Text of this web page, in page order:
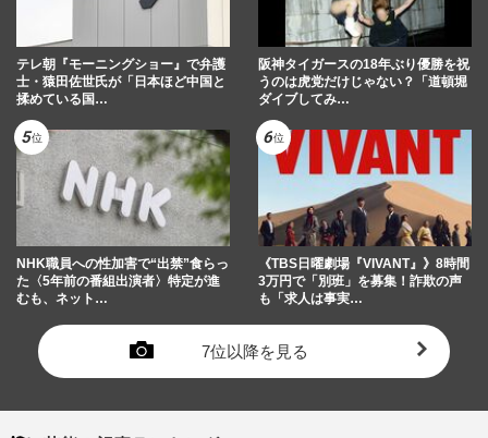
テレ朝『モーニングショー』で弁護
士・猿田佐世氏が「日本ほど中国と
揉めている国…
阪神タイガースの18年ぶり優勝を祝
うのは虎党だけじゃない？「道頓堀
ダイブしてみ…
NHK職員への性加害で“出禁”食らっ
た〈5年前の番組出演者〉特定が進
むも、ネット…
《TBS日曜劇場『VIVANT』》8時間
3万円で「別班」を募集！詐欺の声
も「求人は事実…
7位以降を見る